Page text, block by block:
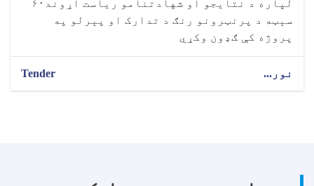
لپاره د نتایجو او شهادتنامو ریاست اړوند۶۰
سېټه د پرنټرونو رنګ د تدارک او پېرلو په
پروژه کې ګډون وکړي
نور... Tender